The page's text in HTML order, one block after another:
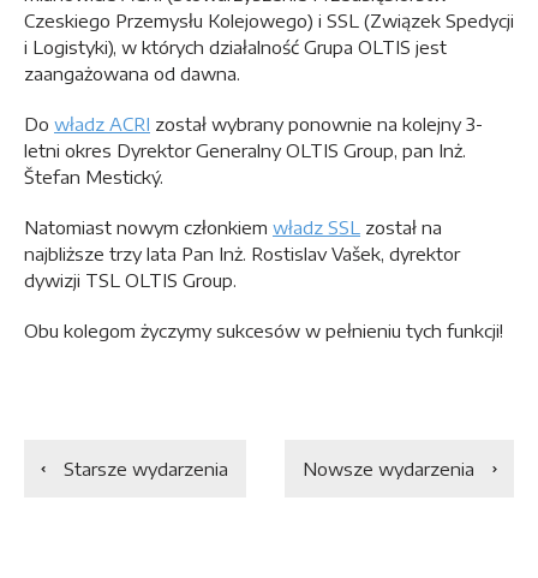
Czeskiego Przemysłu Kolejowego) i SSL (Związek Spedycji
i Logistyki), w których działalność Grupa OLTIS jest
zaangażowana od dawna.
Do władz ACRI został wybrany ponownie na kolejny 3-
letni okres Dyrektor Generalny OLTIS Group, pan Inż.
Štefan Mestický.
Natomiast nowym członkiem władz SSL
został na
najbliższe trzy lata Pan Inż. Rostislav Vašek, dyrektor
dywizji TSL OLTIS Group.
Obu kolegom życzymy sukcesów w pełnieniu tych funkcji!
Starsze wydarzenia Nowsze wydarzenia